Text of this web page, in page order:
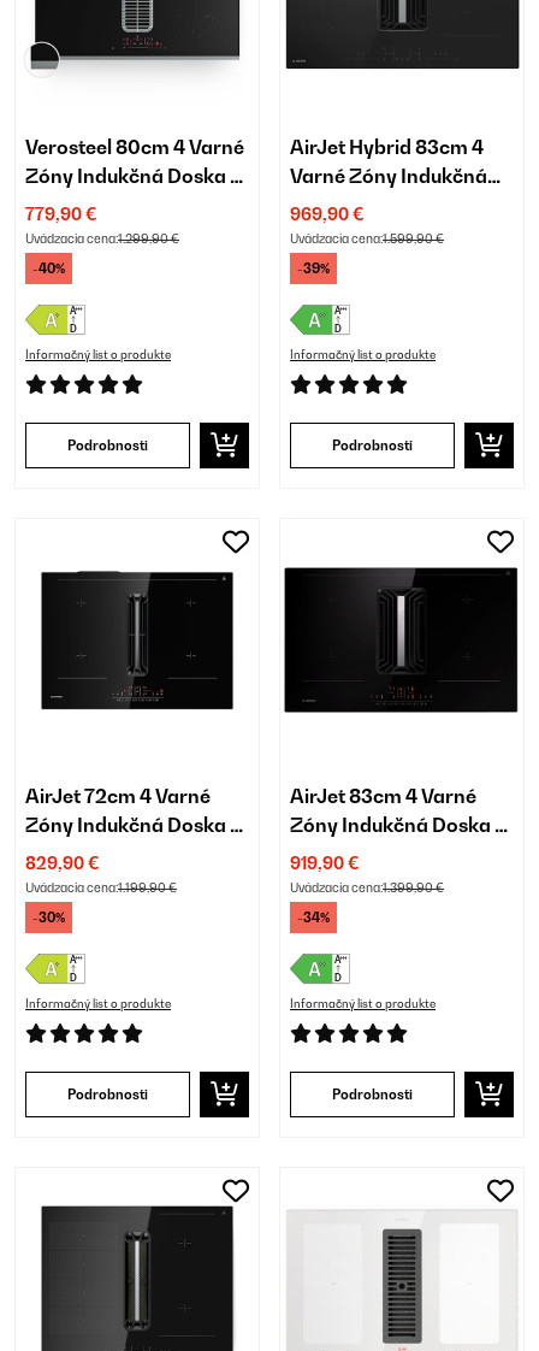
Verosteel 80cm 4 Varné
Zóny Indukčná Doska s
Odsávaním Čierna
779,90 €
Uvádzacia cena:1.299,90 €
-40%
Informačný list o produkte
Podrobnosti
AirJet Hybrid 83cm 4
Varné Zóny Indukčná
Doska s Odsávaním
Čierna
969,90 €
Uvádzacia cena:1.599,90 €
-39%
Informačný list o produkte
Podrobnosti
AirJet 72cm 4 Varné
Zóny Indukčná Doska s
Odsávaním Čierna
829,90 €
Uvádzacia cena:1.199,90 €
-30%
Informačný list o produkte
Podrobnosti
AirJet 83cm 4 Varné
Zóny Indukčná Doska s
Odsávaním Čierna
919,90 €
Uvádzacia cena:1.399,90 €
-34%
Informačný list o produkte
Podrobnosti